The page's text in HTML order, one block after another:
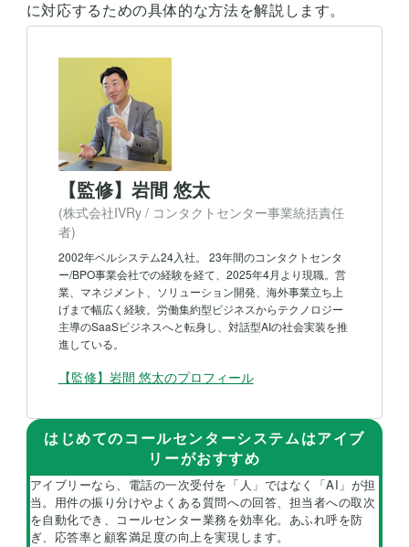
に対応するための具体的な方法を解説します。
【監修】岩間 悠太
(株式会社IVRy / コンタクトセンター事業統括責任
者)
2002年ベルシステム24入社。 23年間のコンタクトセンタ
ー/BPO事業会社での経験を経て、2025年4月より現職。営
業、マネジメント、ソリューション開発、海外事業立ち上
げまで幅広く経験。労働集約型ビジネスからテクノロジー
主導のSaaSビジネスへと転身し、対話型AIの社会実装を推
進している。
【監修】岩間 悠太のプロフィール
はじめてのコールセンターシステムはアイブ
リーがおすすめ
アイブリーなら、電話の一次受付を「人」ではなく「AI」が担
当。用件の振り分けやよくある質問への回答、担当者への取次
を自動化でき、コールセンター業務を効率化。あふれ呼を防
ぎ、応答率と顧客満足度の向上を実現します。